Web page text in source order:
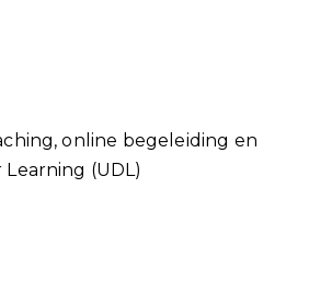
online begeleiding en
(UDL)